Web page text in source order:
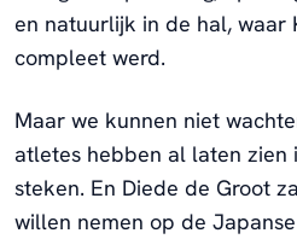
en natuurlijk in de hal, waar
compleet werd.
Maar we kunnen niet
atletes hebben al laten zien
steken. En Diede de Groot
willen nemen op de